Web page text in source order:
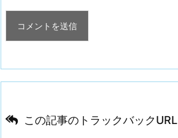
この記事のトラックバックURL